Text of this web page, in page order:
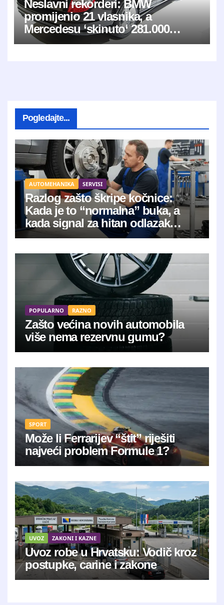
Neslavni rekorderi: BMW
promijenio 21 vlasnika, a
Mercedesu ‘skinuto‘ 281.000
kilometara
Pogledajte...
AUTOMEHANIKA SERVISI
Razlog zašto škripe kočnice:
Kada je to “normalna” buka, a
kada signal za hitan odlazak
mehaničaru?
POPULARNO RAZNO
Zašto većina novih automobila
više nema rezervnu gumu?
SPORT
Može li Ferrarijev “štit” riješiti
najveći problem Formule 1?
UVOZ ZAKONI I KAZNE
Uvoz robe u Hrvatsku: Vodič kroz
postupke, carine i zakone